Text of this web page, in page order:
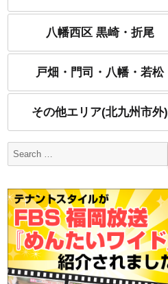
八幡西区 黒崎・折尾
戸畑・門司・八幡・若松
その他エリア(北九州市外)
Search